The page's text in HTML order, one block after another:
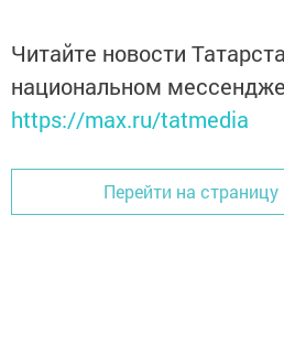
Читайте новости
национальном
https://max.ru/tatmedia
Перейти на страницу